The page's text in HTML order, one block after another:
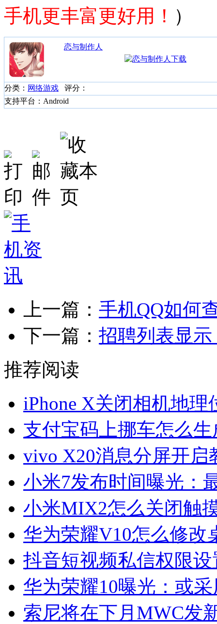
手机更丰富更好用！ ）
恋与制作人
分类： 网络游戏 评分：
支持平台：Android
上一篇： 手机QQ如何
下一篇： 招聘列表显
推荐阅读
iPhone X关闭相机地理
支付宝码上挪车怎么生
vivo X20消息分屏开启
小米7发布时间曝光：
小米MIX2怎么关闭触
华为荣耀V10怎么修改
抖音短视频私信权限
华为荣耀10曝光：或
索尼将在下月MWC发